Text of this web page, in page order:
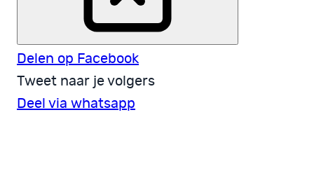
Delen op Facebook
Tweet naar je volgers
Deel via whatsapp